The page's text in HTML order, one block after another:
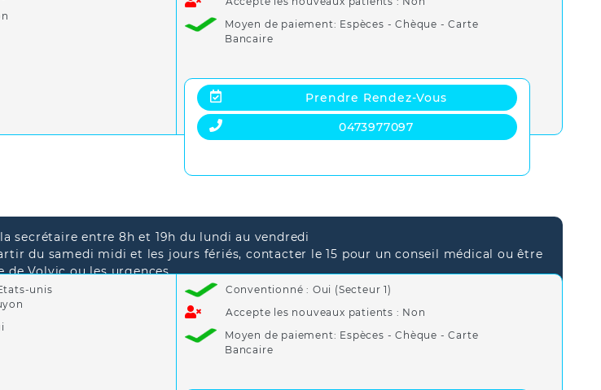
Moyen de paiement: Espèces - Chèque - Carte
Bancaire
Prendre Rendez-Vous
0473977097
secrétaire entre 8h et 19h du lundi au vendredi
du samedi midi et les jours fériés, contacter le 15 pour un conseil médical ou être
de Volvic ou les urgences
vitale
unis
Conventionné : Oui (Secteur 1)
Accepte les nouveaux patients : Non
Moyen de paiement: Espèces - Chèque - Carte
Bancaire